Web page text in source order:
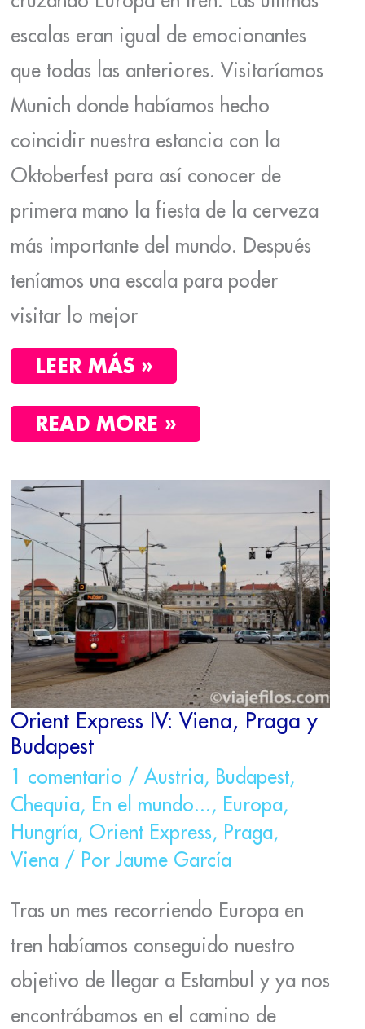
escalas eran igual de emocionantes
que todas las anteriores. Visitaríamos
Munich donde habíamos hecho
coincidir nuestra estancia con la
Oktoberfest para así conocer de
primera mano la fiesta de la cerveza
más importante del mundo. Después
teníamos una escala para poder
visitar lo mejor
LEER MÁS »
READ MORE »
Orient Express IV: Viena, Praga y
Budapest
1 comentario / Austria, Budapest,
Chequia, En el mundo..., Europa,
Hungría, Orient Express, Praga,
Viena/ PorJaume García
Tras un mes recorriendo Europa en
tren habíamos conseguido nuestro
objetivo de llegar a Estambul y ya nos
encontrábamos en el camino de
ORIENT
EXPRESS
VIENA,
PRAGA
Y
BUDAPEST